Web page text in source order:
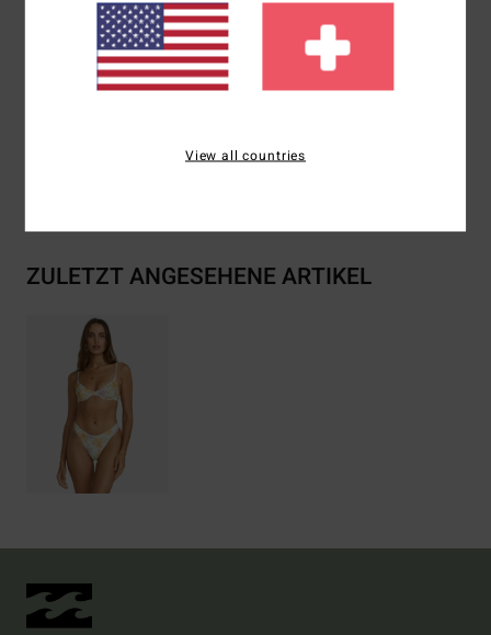
Branding:Embroidered logo.
Zusammensetzung[Main Fabric] 91% Recycled Polyester
ZULETZT ANGESEHENE ARTIKEL
View all countries